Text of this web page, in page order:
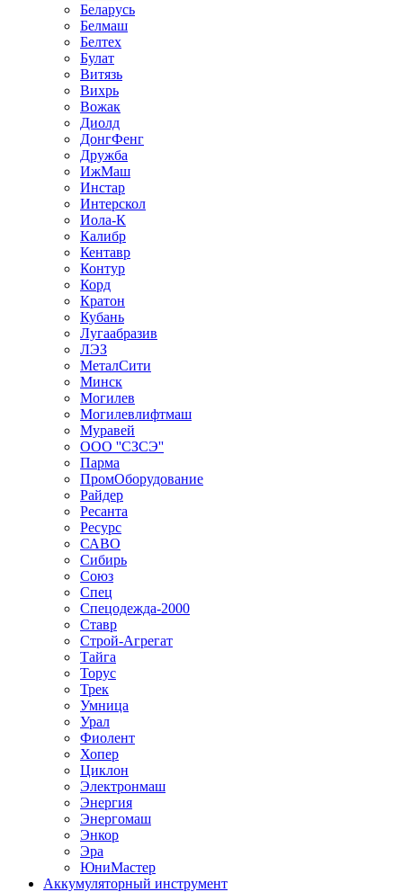
Беларусь
Белмаш
Белтех
Булат
Витязь
Вихрь
Вожак
Диолд
ДонгФенг
Дружба
ИжМаш
Инстар
Интерскол
Иола-К
Калибр
Кентавр
Контур
Корд
Кратон
Кубань
Лугаабразив
ЛЭЗ
МеталСити
Минск
Могилев
Могилевлифтмаш
Муравей
ООО ''СЗСЭ''
Парма
ПромОборудование
Райдер
Ресанта
Ресурс
САВО
Сибирь
Союз
Спец
Спецодежда-2000
Ставр
Строй-Агрегат
Тайга
Торус
Трек
Умница
Урал
Фиолент
Хопер
Циклон
Электронмаш
Энергия
Энергомаш
Энкор
Эра
ЮниМастер
Аккумуляторный инструмент